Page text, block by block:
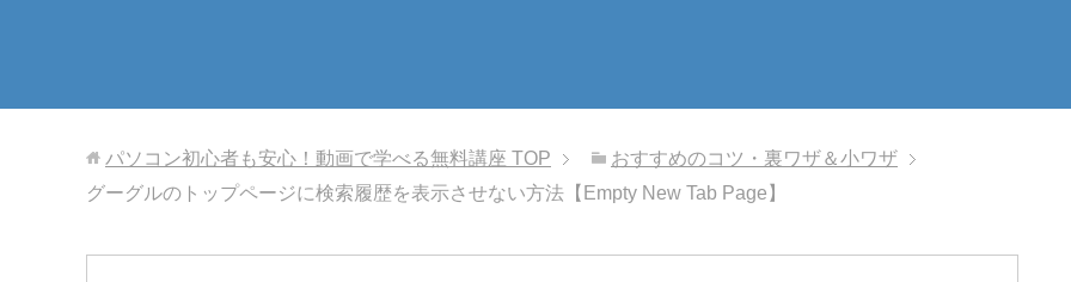
パソコン初心者も安心！動画で学べる無料講座 TOP
おすすめのコツ・裏ワザ＆小ワザ
グーグルのトップページに検索履歴を表示させない方法【Empty New Tab Page】